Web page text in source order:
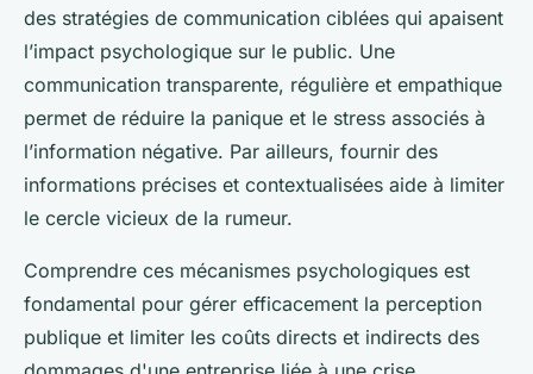
des stratégies de communication ciblées qui apaisent
l’impact psychologique sur le public. Une
communication transparente, régulière et empathique
permet de réduire la panique et le stress associés à
l’information négative. Par ailleurs, fournir des
informations précises et contextualisées aide à limiter
le cercle vicieux de la rumeur.
Comprendre ces mécanismes psychologiques est
fondamental pour gérer efficacement la perception
publique et limiter les coûts directs et indirects des